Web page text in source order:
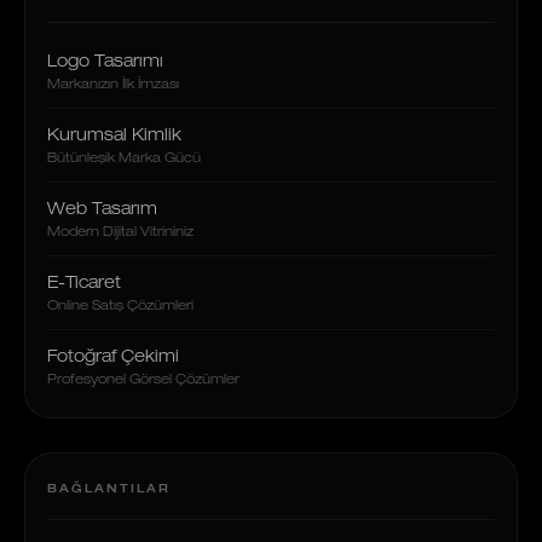
Logo Tasarımı
Markanızın İlk İmzası
Kurumsal Kimlik
Bütünleşik Marka Gücü
Web Tasarım
Modern Dijital Vitrininiz
E-Ticaret
Online Satış Çözümleri
Fotoğraf Çekimi
Profesyonel Görsel Çözümler
BAĞLANTILAR